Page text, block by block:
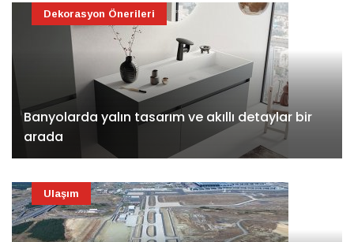
Banyolarda yalın tasarım ve akıllı detaylar bir
arada
Dekorasyon Önerileri
Ulaşım